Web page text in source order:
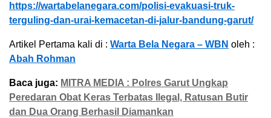
https://wartabelanegara.com/polisi-evakuasi-truk-
terguling-dan-urai-kemacetan-di-jalur-bandung-garut/
Artikel Pertama kali di : Warta Bela Negara – WBN oleh :
Abah Rohman
Baca juga: MITRA MEDIA : Polres Garut Ungkap
Peredaran Obat Keras Terbatas Ilegal, Ratusan Butir
dan Dua Orang Berhasil Diamankan